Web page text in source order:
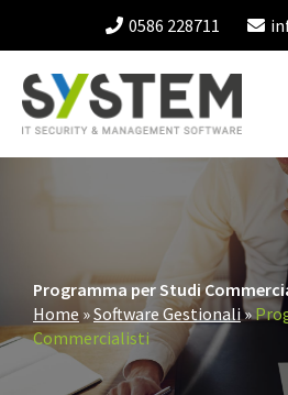
0586 228711
Programma per Studi
Home »Software Gestionali»
Commercialisti